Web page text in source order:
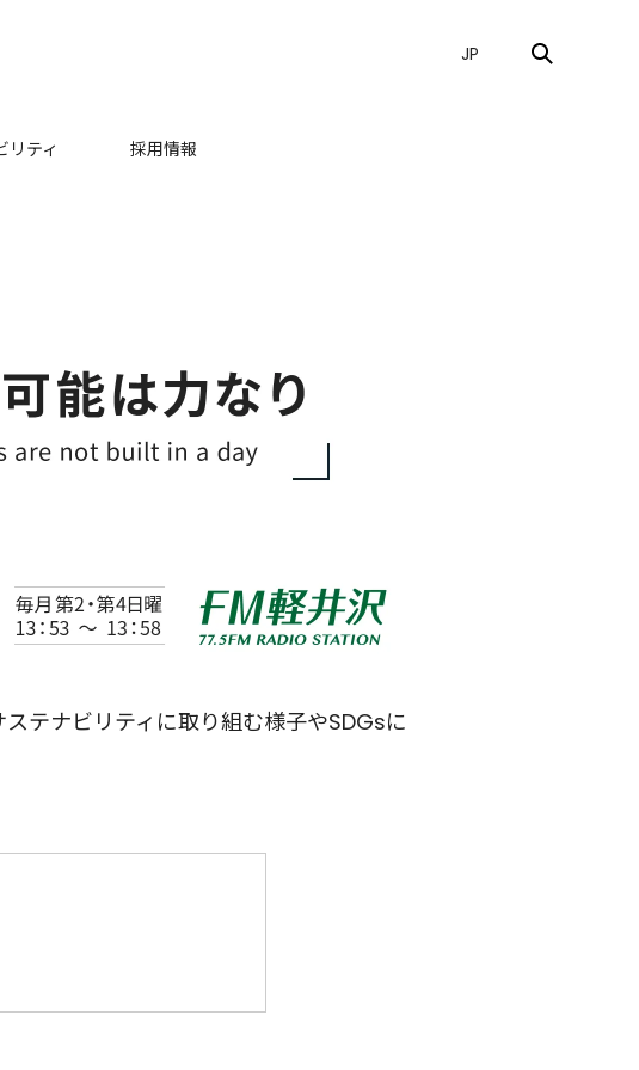
JP
リティ 採用情報
テナビリティに取り組む様子やSDGsに